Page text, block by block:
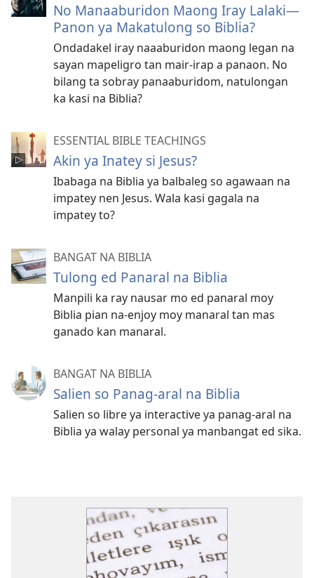
No Manaaburidon Maong Iray Lalaki—
Panon ya Makatulong so Biblia?
Ondadakel iray naaaburidon maong legan na
sayan mapeligro tan mair-irap a panaon. No
bilang ta sobray panaaburidom, natulongan
ka kasi na Biblia?
ESSENTIAL BIBLE TEACHINGS
Akin ya Inatey si Jesus?
Ibabaga na Biblia ya balbaleg so agawaan na
impatey nen Jesus. Wala kasi gagala na
impatey to?
BANGAT NA BIBLIA
Tulong ed Panaral na Biblia
Manpili ka ray nausar mo ed panaral moy
Biblia pian na-enjoy moy manaral tan mas
ganado kan manaral.
BANGAT NA BIBLIA
Salien so Panag-aral na Biblia
Salien so libre ya interactive ya panag-aral na
Biblia ya walay personal ya manbangat ed sika.